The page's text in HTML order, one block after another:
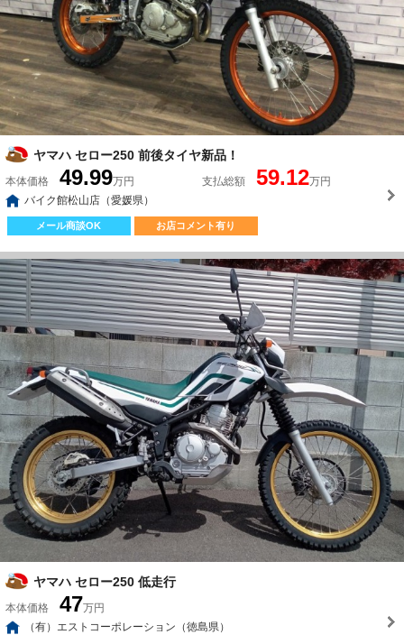
ヤマハ セロー250 前後タイヤ新品！
本体価格 49.99万円 支払総額 59.12万円
バイク館松山店（愛媛県）
メール商談OK お店コメント有り
ヤマハ セロー250 低走行
本体価格 47万円
（有）エストコーポレーション（徳島県）